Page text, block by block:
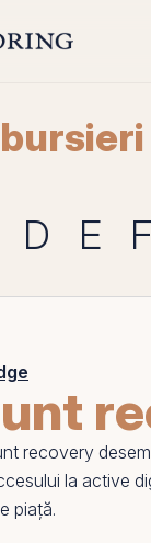
D E F
recovery
la active
piață.